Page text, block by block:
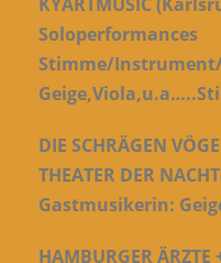
Soloperformances
Stimme/
DIE SCHRÄGEN
THEATER DER
Gastmusikerin:
HAMBURGER ÄRZTE